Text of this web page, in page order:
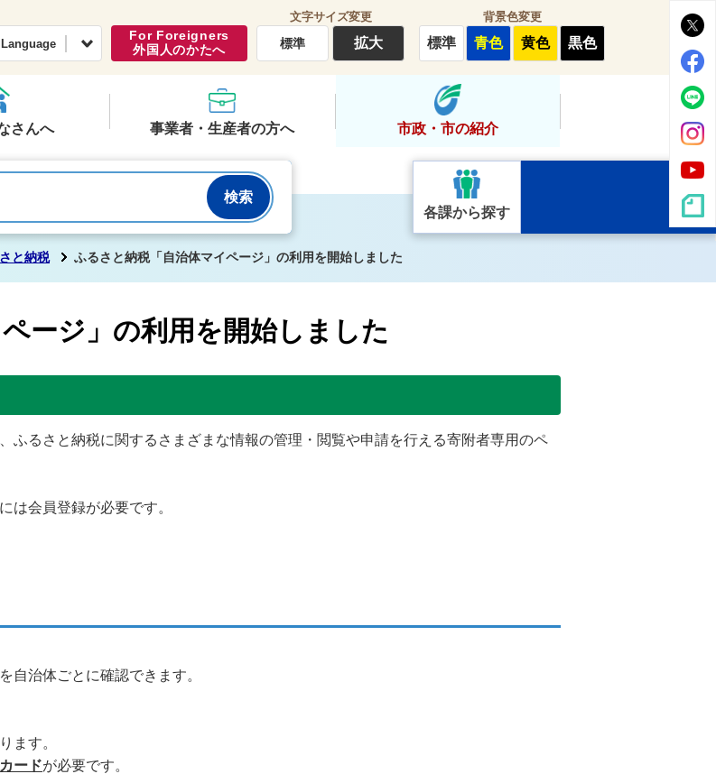
常総市公式ホームページくらし・行政
For Foreigners
外国人のかたへ
文字サイズ変更
標準 拡大
背景色変更
標準 青色 黄色 黒色
さんへ 事業者・生産者の方へ 市政・市の紹介
各課から探す
と納税 ふるさと納税「自治体マイページ」の利用を開始しました
ージ」の利用を開始しました
ふるさと納税に関するさまざまな情報の管理・閲覧や申請を行える寄附者専用のペ
は会員登録が必要です。
自治体ごとに確認できます。
ます。
ードが必要です。